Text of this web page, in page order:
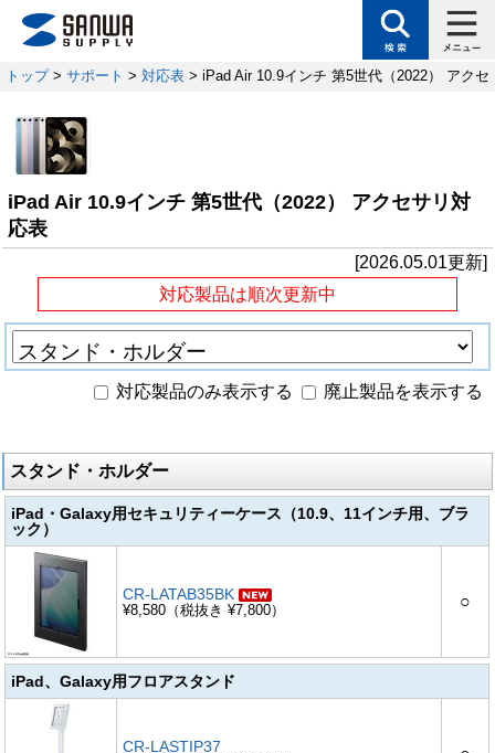
トップ> サポート > 対応表 > iPad Air 10.9インチ 第5世代（2022） アクセ
iPad Air 10.9インチ 第5世代（2022） アクセサリ対
応表
[2026.05.01更新]
対応製品は順次更新中
対応製品のみ表示する 廃止製品を表示する
スタンド・ホルダー
iPad・Galaxy用セキュリティーケース（10.9、11インチ用、ブラ
ック）
CR-LATAB35BK
¥8,580（税抜き ¥7,800） ○
iPad、Galaxy用フロアスタンド
CR-LASTIP37